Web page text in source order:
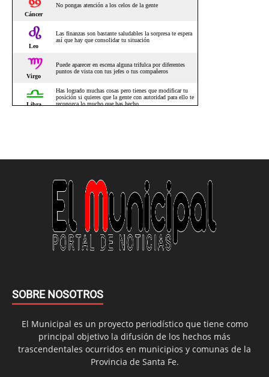
SOBRE NOSOTROS
El Municipal es un proyecto periodístico que tiene como
principal objetivo la difusión de los hechos más
trascendentales ocurridos en municipios y comunas de la
Provincia de Santa Fe.